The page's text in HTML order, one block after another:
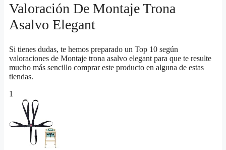
Valoración De Montaje Trona
Asalvo Elegant
Si tienes dudas, te hemos preparado un Top 10 según
valoraciones de Montaje trona asalvo elegant para que te resulte
mucho más sencillo comprar este producto en alguna de estas
tiendas.
1